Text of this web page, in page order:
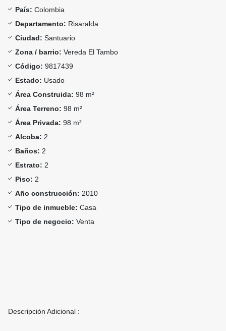
País: Colombia
Departamento: Risaralda
Ciudad: Santuario
Zona / barrio: Vereda El Tambo
Código: 9817439
Estado: Usado
Área Construida: 98 m²
Área Terreno: 98 m²
Área Privada: 98 m²
Alcoba: 2
Baños: 2
Estrato: 2
Piso: 2
Año construcción: 2010
Tipo de inmueble: Casa
Tipo de negocio: Venta
Descripción Adicional :